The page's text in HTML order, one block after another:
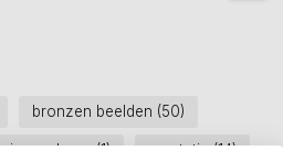
bronzen beelden (50)